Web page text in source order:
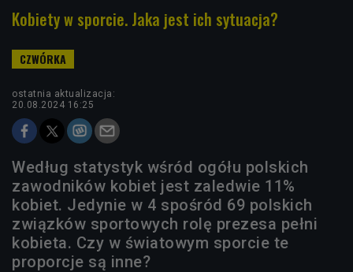
Kobiety w sporcie. Jaka jest ich sytuacja?
ostatnia aktualizacja:
20.08.2024 16:25
Według statystyk wśród ogółu polskich
zawodników kobiet jest zaledwie 11%
kobiet. Jedynie w 4 spośród 69 polskich
związków sportowych rolę prezesa pełni
kobieta. Czy w światowym sporcie te
proporcje są inne?